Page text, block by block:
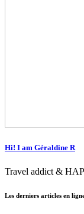
Hi! I am Géraldine R
Travel addict &
Les derniers articles en